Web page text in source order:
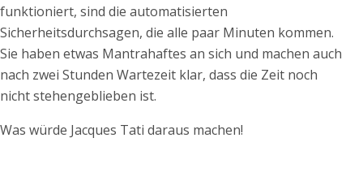
funktioniert, sind die automatisierten
Sicherheitsdurchsagen, die alle paar Minuten kommen.
Sie haben etwas Mantrahaftes an sich und machen auch
nach zwei Stunden Wartezeit klar, dass die Zeit noch
nicht stehengeblieben ist.
Was würde Jacques Tati daraus machen!